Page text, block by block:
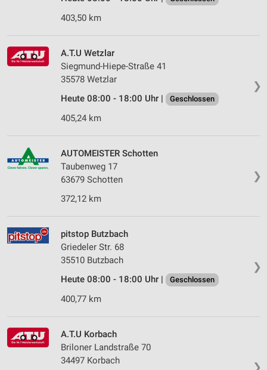
403,50 km
❯
A.T.U Wetzlar
Siegmund-Hiepe-Straße 41
35578 Wetzlar
Heute 08:00 - 18:00 Uhr |
Geschlossen
405,24 km
❯
AUTOMEISTER Schotten
Taubenweg 17
63679 Schotten
372,12 km
❯
pitstop Butzbach
Griedeler Str. 68
35510 Butzbach
Heute 08:00 - 18:00 Uhr |
Geschlossen
400,77 km
❯
A.T.U Korbach
Briloner Landstraße 70
34497 Korbach